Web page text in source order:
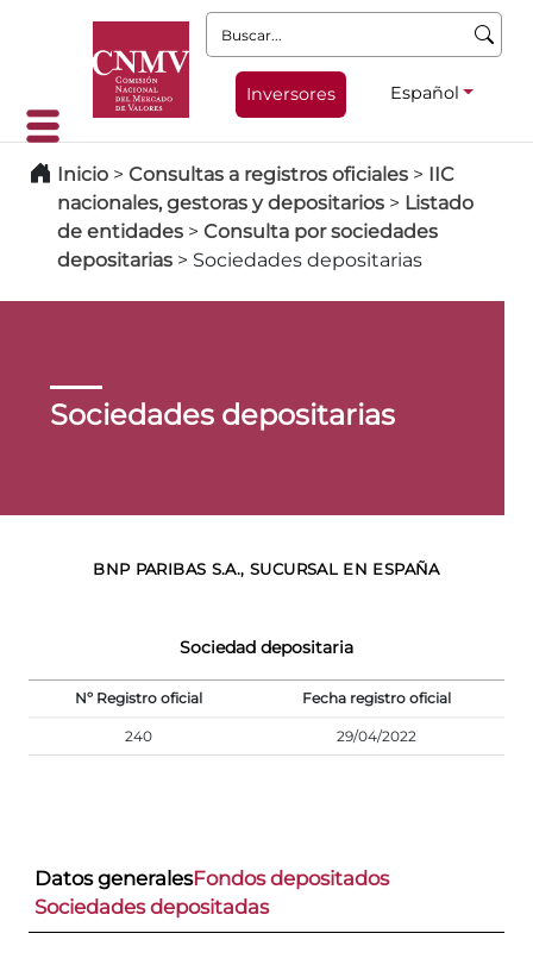
Buscar:
Inversores Español
Inicio > Consultas a registros oficiales > IIC
nacionales, gestoras y depositarios > Listado
de entidades > Consulta por sociedades
depositarias > Sociedades depositarias
Sociedades depositarias
BNP PARIBAS S.A., SUCURSAL EN ESPAÑA
Sociedad depositaria
Nº Registro oficial Fecha registro oficial
240 29/04/2022
Datos generalesFondos depositados
Sociedades depositadas